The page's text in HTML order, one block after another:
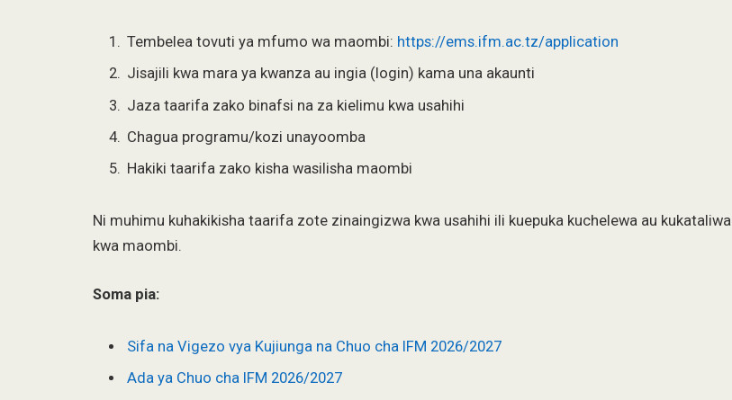
Tembelea tovuti ya mfumo wa maombi: https://ems.ifm.ac.tz/application
Jisajili kwa mara ya kwanza au ingia (login) kama una akaunti
Jaza taarifa zako binafsi na za kielimu kwa usahihi
Chagua programu/kozi unayoomba
Hakiki taarifa zako kisha wasilisha maombi
Ni muhimu kuhakikisha taarifa zote zinaingizwa kwa usahihi ili kuepuka kuchelewa au kukataliwa
kwa maombi.
Soma pia:
Sifa na Vigezo vya Kujiunga na Chuo cha IFM 2026/2027
Ada ya Chuo cha IFM 2026/2027